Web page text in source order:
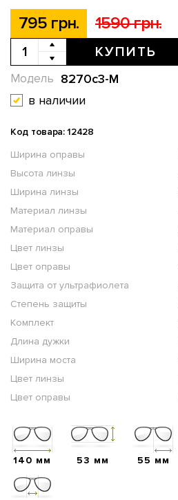
795 грн. 1590 грн.
КУПИТЬ
8270c3-M
Модель
в наличии
Код товара: 12428
Ширина оправы
Высота линзы
Ширина линзы
Материал линзы
Материал оправы
Цвет линзы
Цвет оправы
Защита от ультрафиолета
Степень защиты
Комплект
Длина дужки
Ширина моста
Цвет линзы
Цвет оправы
140 мм 53 мм 55 мм